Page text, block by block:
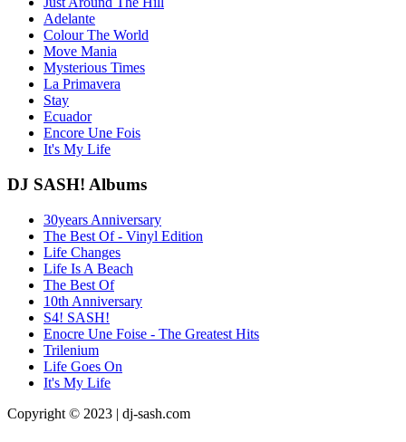
Adelante
Colour The World
Move Mania
Mysterious Times
La Primavera
Stay
Ecuador
Encore Une Fois
It's My Life
DJ SASH! Albums
30years Anniversary
The Best Of - Vinyl Edition
Life Changes
Life Is A Beach
The Best Of
10th Anniversary
S4! SASH!
Enocre Une Foise - The Greatest Hits
Trilenium
Life Goes On
It's My Life
Copyright © 2023 | dj-sash.com